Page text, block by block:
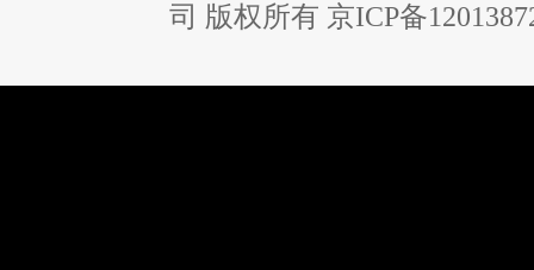
司 版权所有 京ICP备